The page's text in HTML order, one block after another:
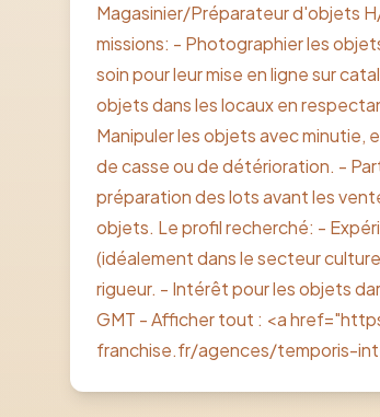
Magasinier/Préparateur d'objets
missions: - Photographier les
soin pour leur mise en ligne sur
objets dans les locaux en
Manipuler les objets avec minutie,
de casse ou de détérioration. -
préparation des lots avant les
objets. Le profil recherché: -
(idéalement dans le secteur
rigueur. - Intérêt pour les objets
GMT - Afficher tout : <a
franchise.fr/agences/temporis-